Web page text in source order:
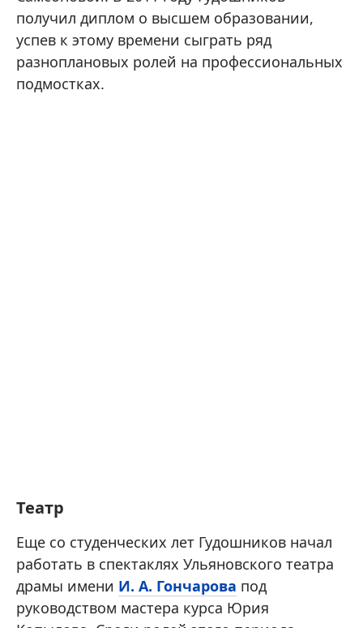
получил диплом о высшем образовании,
успев к этому времени сыграть ряд
разноплановых ролей на профессиональных
подмостках.
Театр
Еще со студенческих лет Гудошников начал
работать в спектаклях Ульяновского театра
драмы имени И. А. Гончарова под
руководством мастера курса Юрия